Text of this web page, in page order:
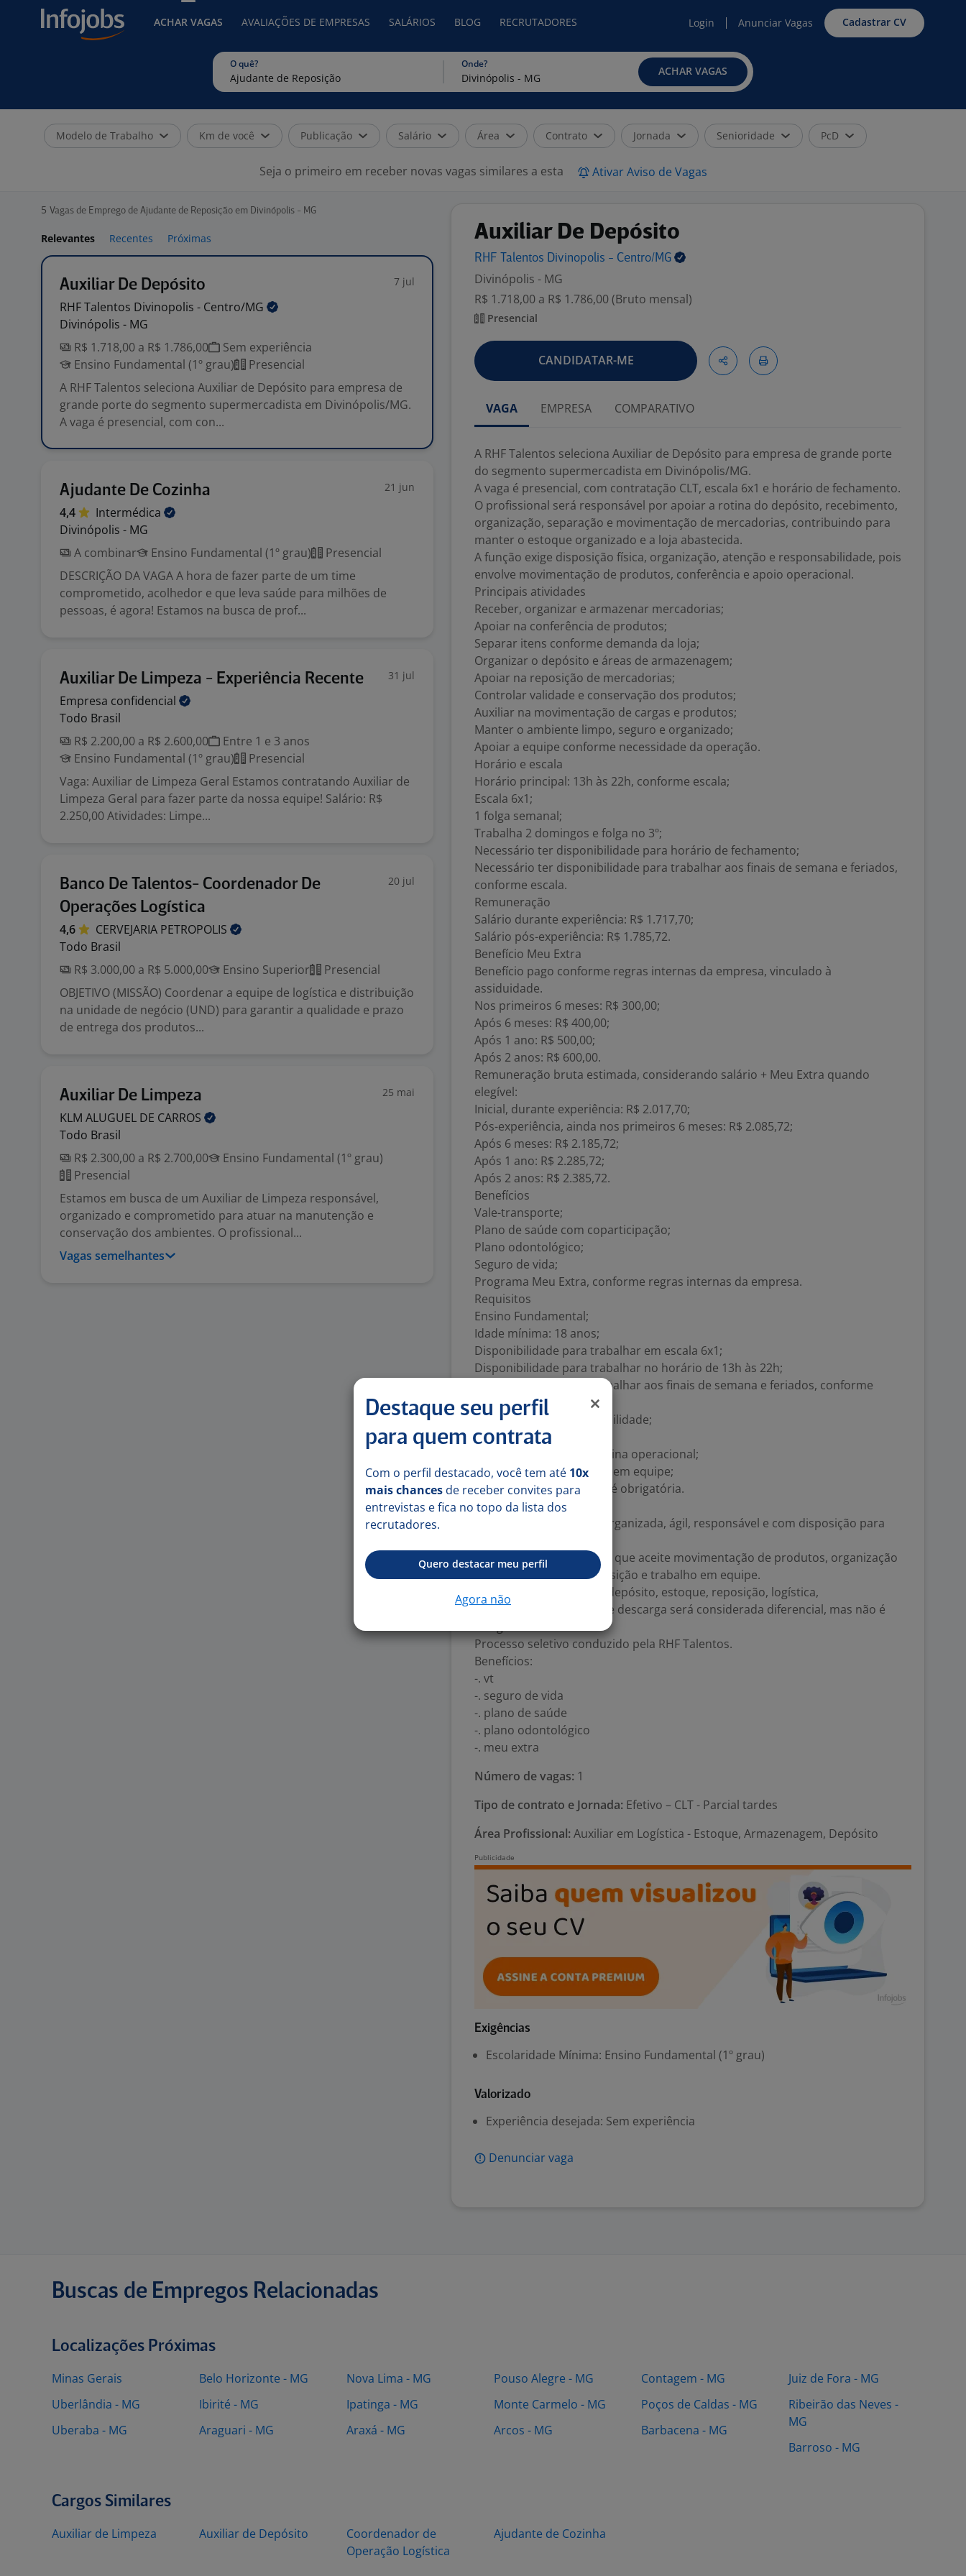
ACHAR VAGAS AVALIAÇÕES DE EMPRESAS SALÁRIOS BLOG RECRUTADORES Login Anunciar Vagas Cadastrar CV
O quê? Onde?
ACHAR VAGAS
Modelo de Trabalho Km de você Publicação Salário Área Contrato Jornada Senioridade PcD
Seja o primeiro em receber novas vagas similares a esta Ativar Aviso de Vagas
5 Vagas de Emprego de Ajudante de Reposição em Divinópolis - MG
Relevantes Recentes Próximas
Auxiliar De Depósito 7 jul
RHF Talentos Divinopolis - Centro/MG
Divinópolis - MG
R$ 1.718,00 a R$ 1.786,00
Sem experiência
Ensino Fundamental (1º grau)
Presencial
A RHF Talentos seleciona Auxiliar de Depósito para empresa de
grande porte do segmento supermercadista em Divinópolis/MG.
A vaga é presencial, com con...
Ajudante De Cozinha 21 jun
4,4
Intermédica
Divinópolis - MG
A combinar
Ensino Fundamental (1º grau)
Presencial
DESCRIÇÃO DA VAGA A hora de fazer parte de um time
comprometido, acolhedor e que leva saúde para milhões de
pessoas, é agora! Estamos na busca de prof...
Auxiliar De Limpeza - Experiência Recente 31 jul
Empresa confidencial
Todo Brasil
R$ 2.200,00 a R$ 2.600,00
Entre 1 e 3 anos
Ensino Fundamental (1º grau)
Presencial
Vaga: Auxiliar de Limpeza Geral Estamos contratando Auxiliar de
Limpeza Geral para fazer parte da nossa equipe! Salário: R$
2.250,00 Atividades: Limpe...
Banco De Talentos- Coordenador De
Operações Logística
20 jul
4,6 CERVEJARIA PETROPOLIS
Todo Brasil
R$ 3.000,00 a R$ 5.000,00
Ensino Superior
Presencial
OBJETIVO (MISSÃO) Coordenar a equipe de logística e distribuição
na unidade de negócio (UND) para garantir a qualidade e prazo
de entrega dos produtos...
Auxiliar De Limpeza 25 mai
KLM ALUGUEL DE CARROS
Todo Brasil
R$ 2.300,00 a R$ 2.700,00
Ensino Fundamental (1º grau)
Presencial
Estamos em busca de um Auxiliar de Limpeza responsável,
organizado e comprometido para atuar na manutenção e
conservação dos ambientes. O profissional...
Vagas semelhantes
Auxiliar De Depósito
RHF Talentos Divinopolis - Centro/MG
Divinópolis - MG
R$ 1.718,00 a R$ 1.786,00 (Bruto mensal)
Presencial
CANDIDATAR-ME
VAGA EMPRESA COMPARATIVO
A RHF Talentos seleciona Auxiliar de Depósito para empresa de grande porte
do segmento supermercadista em Divinópolis/MG.
A vaga é presencial, com contratação CLT, escala 6x1 e horário de fechamento.
O profissional será responsável por apoiar a rotina do depósito, recebimento,
organização, separação e movimentação de mercadorias, contribuindo para
manter o estoque organizado e a loja abastecida.
A função exige disposição física, organização, atenção e responsabilidade, pois
envolve movimentação de produtos, conferência e apoio operacional.
Principais atividades
Receber, organizar e armazenar mercadorias;
Apoiar na conferência de produtos;
Separar itens conforme demanda da loja;
Organizar o depósito e áreas de armazenagem;
Apoiar na reposição de mercadorias;
Controlar validade e conservação dos produtos;
Auxiliar na movimentação de cargas e produtos;
Manter o ambiente limpo, seguro e organizado;
Apoiar a equipe conforme necessidade da operação.
Horário e escala
Horário principal: 13h às 22h, conforme escala;
Escala 6x1;
1 folga semanal;
Trabalha 2 domingos e folga no 3º;
Necessário ter disponibilidade para horário de fechamento;
Necessário ter disponibilidade para trabalhar aos finais de semana e feriados,
conforme escala.
Remuneração
Salário durante experiência: R$ 1.717,70;
Salário pós-experiência: R$ 1.785,72.
Benefício Meu Extra
Benefício pago conforme regras internas da empresa, vinculado à
assiduidade.
Nos primeiros 6 meses: R$ 300,00;
Após 6 meses: R$ 400,00;
Após 1 ano: R$ 500,00;
Após 2 anos: R$ 600,00.
Remuneração bruta estimada, considerando salário + Meu Extra quando
elegível:
Inicial, durante experiência: R$ 2.017,70;
Pós-experiência, ainda nos primeiros 6 meses: R$ 2.085,72;
Após 6 meses: R$ 2.185,72;
Após 1 ano: R$ 2.285,72;
Após 2 anos: R$ 2.385,72.
Benefícios
Vale-transporte;
Plano de saúde com coparticipação;
Plano odontológico;
Seguro de vida;
Programa Meu Extra, conforme regras internas da empresa.
Requisitos
Ensino Fundamental;
Idade mínima: 18 anos;
Disponibilidade para trabalhar em escala 6x1;
Disponibilidade para trabalhar no horário de 13h às 22h;
Disponibilidade para trabalhar aos finais de semana e feriados, conforme
escala;
Organização e responsabilidade;
Atenção aos detalhes;
Disposição física para rotina operacional;
Facilidade para trabalhar em equipe;
Experiência anterior não é obrigatória.
Perfil desejado
Buscamos uma pessoa organizada, ágil, responsável e com disposição para
O perfil ideal é de alguém que aceite movimentação de produtos, organização
de estoque, apoio à reposição e trabalho em equipe.
Experiência anterior em depósito, estoque, reposição, logística,
supermercado ou carga e descarga será considerada diferencial, mas não é
Processo seletivo conduzido pela RHF Talentos.
Benefícios:
-. vt
-. seguro de vida
-. plano de saúde
-. plano odontológico
-. meu extra
Número de vagas: 1
Tipo de contrato e Jornada: Efetivo – CLT - Parcial tardes
Área Profissional: Auxiliar em Logística - Estoque, Armazenagem, Depósito
Exigências
Escolaridade Mínima: Ensino Fundamental (1º grau)
Valorizado
Experiência desejada: Sem experiência
Denunciar vaga
Buscas de Empregos Relacionadas
Localizações Próximas
Minas Gerais
Uberlândia - MG
Uberaba - MG
Belo Horizonte - MG
Ibirité - MG
Araguari - MG
Nova Lima - MG
Ipatinga - MG
Araxá - MG
Pouso Alegre - MG
Monte Carmelo - MG
Arcos - MG
Contagem - MG
Poços de Caldas - MG
Barbacena - MG
Juiz de Fora - MG
Ribeirão das Neves -
MG
Barroso - MG
Cargos Similares
Auxiliar de Limpeza Auxiliar de Depósito
Coordenador de
Operação Logística
Ajudante de Cozinha
Destaque seu perfil
para quem contrata
Com o perfil destacado, você tem até 10x
mais chances de receber convites para
entrevistas e fica no topo da lista dos
recrutadores.
Quero destacar meu perfil
Agora não